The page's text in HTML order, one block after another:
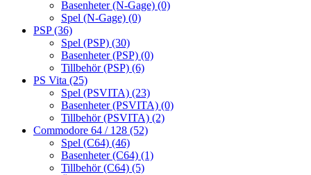
Basenheter (N-Gage) (0)
Spel (N-Gage) (0)
PSP(36)
Spel (PSP) (30)
Basenheter (PSP) (0)
Tillbehör (PSP) (6)
PS Vita (25)
Spel (PSVITA) (23)
Basenheter (PSVITA) (0)
Tillbehör (PSVITA) (2)
Commodore 64 / 128 (52)
Spel (C64) (46)
Basenheter (C64) (1)
Tillbehör (C64) (5)